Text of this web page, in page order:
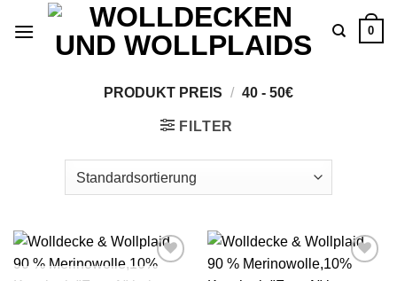
Inhalt
0
PRODUKT PREIS / 40 - 50€
FILTER